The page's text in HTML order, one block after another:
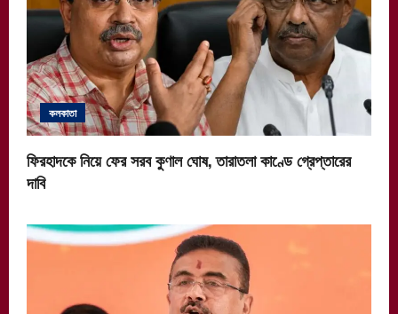
কলকাতা
ফিরহাদকে নিয়ে ফের সরব কুণাল ঘোষ, তারাতলা কাণ্ডে গ্রেপ্তারের
দাবি